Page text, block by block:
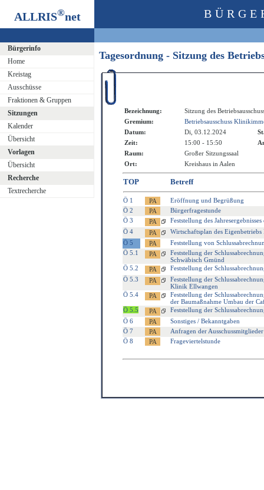
ALLRIS®net
Bürgerinfo
Home
Kreistag
Ausschüsse
Fraktionen & Gruppen
Sitzungen
Kalender
Übersicht
Vorlagen
Übersicht
Recherche
Textrecherche
Tagesordnung - Sitzung des
Bezeichnung:
Sitzung des
Gremium:
Betriebsausschuss
Datum:
Di, 03.12.2024
Zeit:
15:00 - 15:50
Raum:
Großer Sitzungssaal
Ort:
Kreishaus in Aalen
TOP Betreff
Ö 1
Eröffnung und Begrüßung
Ö 2
Bürgerfragestunde
Ö 3
Feststellung des
Ö 4
Wirtschaftsplan des
Ö 5
Feststellung von
Ö 5.1
Feststellung der
Schwäbisch Gmünd
Ö 5.2
Feststellung der
Ö 5.3
Feststellung der
Klinik Ellwangen
Ö 5.4
Feststellung der
der Baumaßnahme Umbau der
Ö 5.5
Feststellung der
Ö 6
Sonstiges / Bekanntgaben
Ö 7
Anfragen der Ausschussmitglieder
Ö 8
Frageviertelstunde